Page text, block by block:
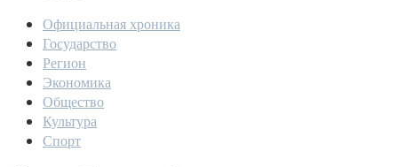
Официальная хроника
Государство
Регион
Экономика
Общество
Культура
Спорт